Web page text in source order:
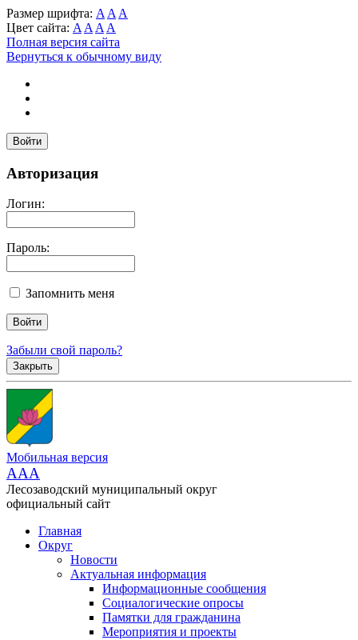
Размер шрифта: A A A
Цвет сайта: A A A A
Полная версия сайта
Вернуться к обычному виду
Войти
Авторизация
Логин:
Пароль:
Запомнить меня
Забыли свой пароль?
Закрыть
Мобильная версия
AAA
Лесозаводский муниципальный округ
официальный сайт
Главная
Округ
Новости
Актуальная информация
Информационные сообщения
Социалогические опросы
Памятки для гражданина
Мероприятия и проекты